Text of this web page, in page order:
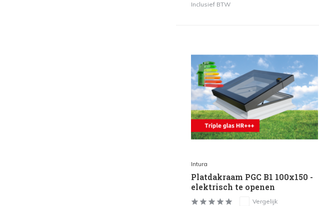
Inclusief BTW
Intura
Platdakraam PGC B1 100x150 -
elektrisch te openen
Vergelijk